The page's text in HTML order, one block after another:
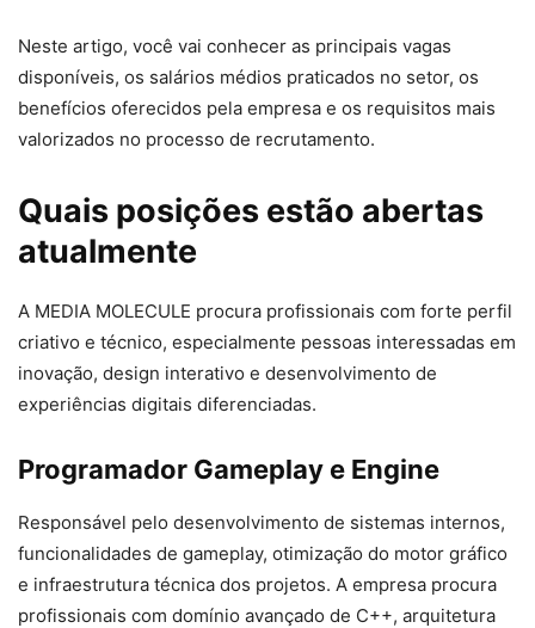
Neste artigo, você vai conhecer as principais vagas
disponíveis, os salários médios praticados no setor, os
benefícios oferecidos pela empresa e os requisitos mais
valorizados no processo de recrutamento.
Quais posições estão abertas
atualmente
A MEDIA MOLECULE procura profissionais com forte perfil
criativo e técnico, especialmente pessoas interessadas em
inovação, design interativo e desenvolvimento de
experiências digitais diferenciadas.
Programador Gameplay e Engine
Responsável pelo desenvolvimento de sistemas internos,
funcionalidades de gameplay, otimização do motor gráfico
e infraestrutura técnica dos projetos. A empresa procura
profissionais com domínio avançado de C++, arquitetura